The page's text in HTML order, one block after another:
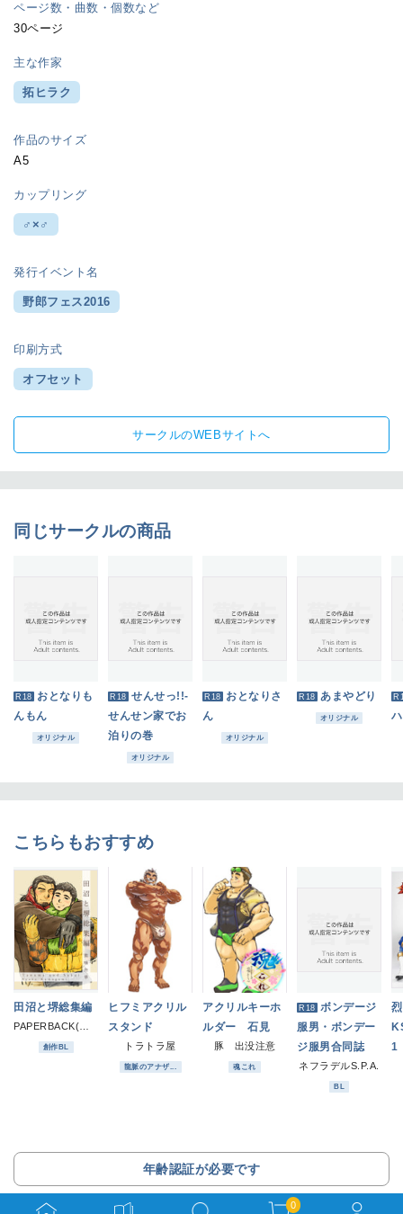
ページ数・曲数・個数など
30ページ
主な作家
拓ヒラク
作品のサイズ
A5
カップリング
♂×♂
発行イベント名
野郎フェス2016
印刷方式
オフセット
サークルのWEBサイトへ
同じサークルの商品
R18 おとなりも
んもん
オリジナル
R18 せんせっ!!‐
せんせン家でお
泊りの巻
オリジナル
R18 おとなりさ
ん
オリジナル
R18 あまやどり
オリジナル
こちらもおすすめ
田沼と堺総集編
創作BL
ヒフミアクリル
スタンド
トラトラ屋
龍脈のアナザ...
アクリルキーホ
ルダー 石見
豚 出没注意
魂これ
R18 ボンデージ
服男・ボンデー
ジ服男合同誌
ネフラデルS.P.A.
BL
1
年齢認証が必要です
0